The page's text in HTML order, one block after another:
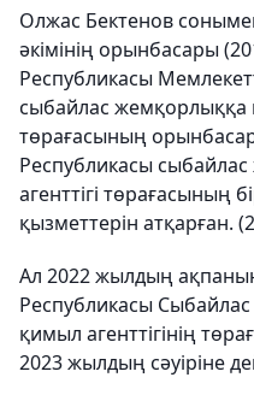
Олжас Бектенов
әкімінің орынбасары
Республикасы
сыбайлас жемқорлыққа
төрағасының
Республикасы
агенттігі төрағасының
қызметтерін атқарған.
Ал 2022 жылдың
Республикасы
қимыл агенттігінің
2023 жылдың сәуіріне